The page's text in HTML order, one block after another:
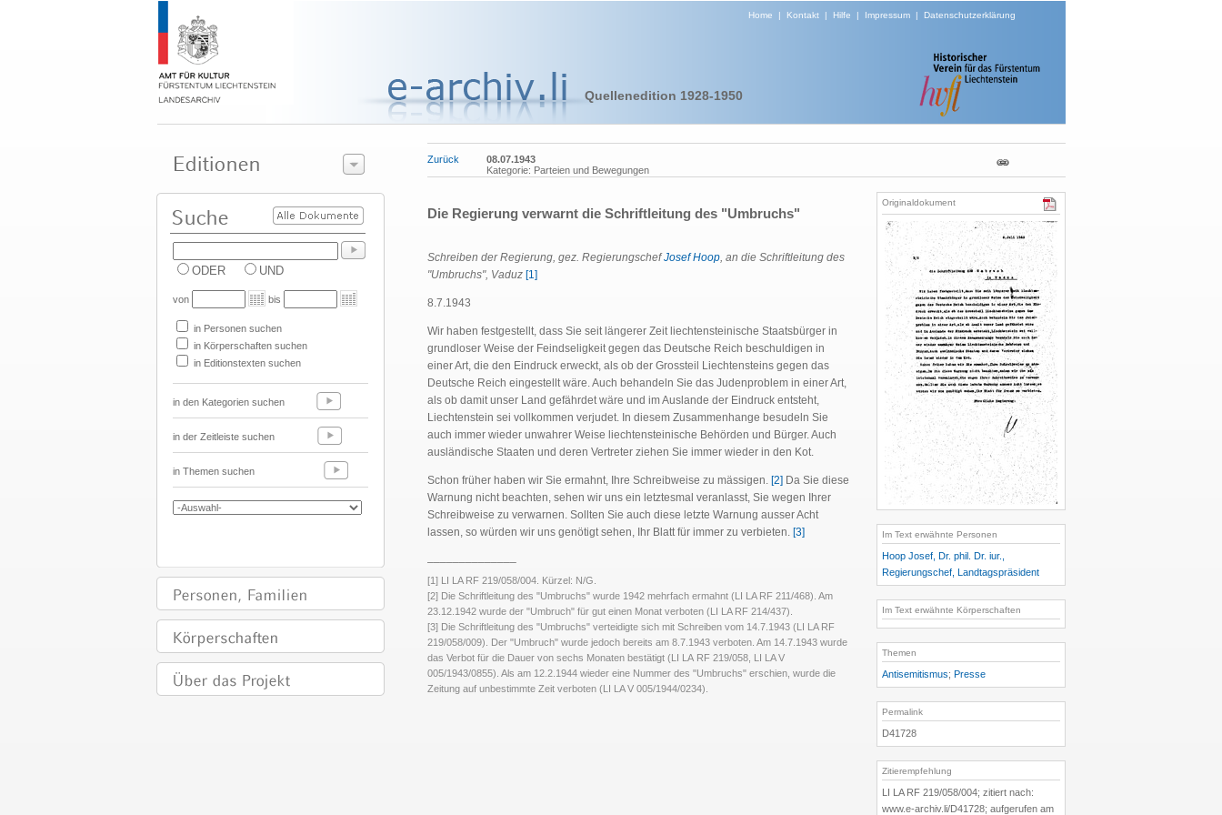
Home | Kontakt| Hilfe | Impressum| Datenschutzerklärung
Quellenedition 1928-1950
ODER UND
von bis
in Personen suchen
in Körperschaften suchen
in Editionstexten suchen
in den Kategorien suchen
in der Zeitleiste suchen
in Themen suchen
Zurück
08.07.1943
Kategorie: Parteien und Bewegungen
Die Regierung verwarnt die Schriftleitung des "Umbruchs"
Schreiben der Regierung, gez. RegierungschefJosef Hoop, an die Schriftleitung des
"Umbruchs", Vaduz [1]
8.7.1943
Wir haben festgestellt, dass Sie seit längerer Zeit liechtensteinische Staatsbürger in
grundloser Weise der Feindseligkeit gegen das Deutsche Reich beschuldigen in
einer Art, die den Eindruck erweckt, als ob der Grossteil Liechtensteins gegen das
Deutsche Reich eingestellt wäre. Auch behandeln Sie das Judenproblem in einer Art,
als ob damit unser Land gefährdet wäre und im Auslande der Eindruck entsteht,
Liechtenstein sei vollkommen verjudet. In diesem Zusammenhange besudeln Sie
auch immer wieder unwahrer Weise liechtensteinische Behörden und Bürger. Auch
ausländische Staaten und deren Vertreter ziehen Sie immer wieder in den Kot.
Schon früher haben wir Sie ermahnt, Ihre Schreibweise zu mässigen. [2] Da Sie diese
Warnung nicht beachten, sehen wir uns ein letztesmal veranlasst, Sie wegen Ihrer
Schreibweise zu verwarnen. Sollten Sie auch diese letzte Warnung ausser Acht
lassen, so würden wir uns genötigt sehen, Ihr Blatt für immer zu verbieten. [3]
[1] LI LA RF 219/058/004. Kürzel: N/G.
[2] Die Schriftleitung des "Umbruchs" wurde 1942 mehrfach ermahnt (LI LA RF 211/468). Am
23.12.1942 wurde der "Umbruch" für gut einen Monat verboten (LI LA RF 214/437).
[3] Die Schriftleitung des "Umbruchs" verteidigte sich mit Schreiben vom 14.7.1943 (LI LA RF
219/058/009). Der "Umbruch" wurde jedoch bereits am 8.7.1943 verboten. Am 14.7.1943 wurde
das Verbot für die Dauer von sechs Monaten bestätigt (LI LA RF 219/058, LI LA V
005/1943/0855). Als am 12.2.1944 wieder eine Nummer des "Umbruchs" erschien, wurde die
Zeitung auf unbestimmte Zeit verboten (LI LA V 005/1944/0234).
Originaldokument
Im Text erwähnte Personen
Hoop Josef, Dr. phil. Dr. iur.,
Regierungschef, Landtagspräsident
Im Text erwähnte Körperschaften
Themen
Antisemitismus; Presse
Permalink
D41728
Zitierempfehlung
LI LA RF 219/058/004; zitiert nach:
www.e-archiv.li/D41728; aufgerufen am